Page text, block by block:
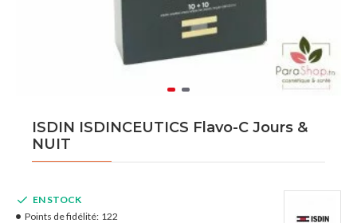
ISDIN ISDINCEUTICS Flavo-C Jours &
NUIT
EN STOCK
Points de fidélité: 122